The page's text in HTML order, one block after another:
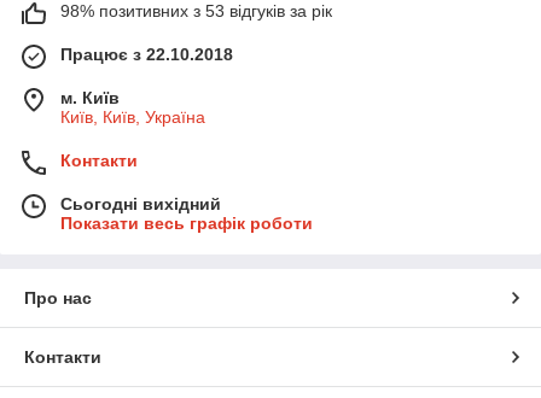
98% позитивних з 53 відгуків за рік
Працює з 22.10.2018
м. Київ
Київ, Київ, Україна
Контакти
Сьогодні вихідний
Показати весь графік роботи
Про нас
Контакти